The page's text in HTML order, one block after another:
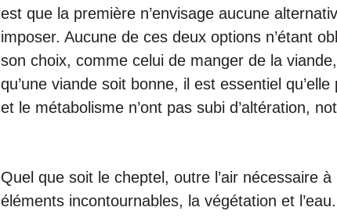
est que la première n’envisage aucune
imposer. Aucune de ces deux options n’étant
son choix, comme celui de manger de la
qu’une viande soit bonne, il est essentiel
et le métabolisme n’ont pas subi d’altération,
Quel que soit le cheptel, outre l’air nécessaire
éléments incontournables, la végétation et